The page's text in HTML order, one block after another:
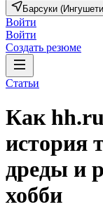
Барсуки
Войти
Войти
Создать резюме
Статьи
Как
история
дреды и
хобби